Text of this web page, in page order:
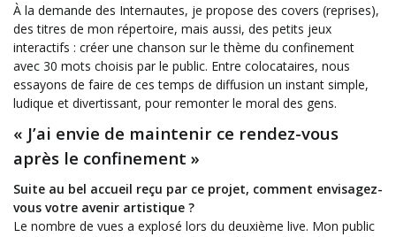
À la demande des Internautes, je propose des covers (reprises),
des titres de mon répertoire, mais aussi, des petits jeux
interactifs : créer une chanson sur le thème du confinement
avec 30 mots choisis par le public. Entre colocataires, nous
essayons de faire de ces temps de diffusion un instant simple,
ludique et divertissant, pour remonter le moral des gens.
« J’ai envie de maintenir ce rendez-vous
après le confinement »
Suite au bel accueil reçu par ce projet, comment envisagez-
vous votre avenir artistique ?
Le nombre de vues a explosé lors du deuxième live. Mon public